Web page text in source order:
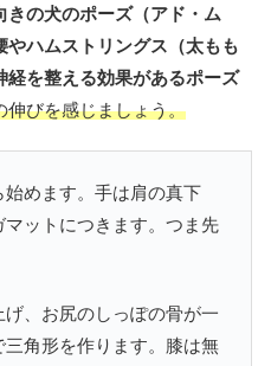
きの犬のポーズ（アド・ム
やハムストリングス（太もも
を整える効果があるポーズ
伸びを感じましょう。
始めます。手は肩の真下
ットにつきます。つま先
、お尻のしっぽの骨が一
角形を作ります。膝は無